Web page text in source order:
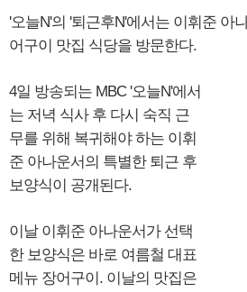
'오늘N'의 '퇴근후N'에서는 이휘준 아
어구이 맛집 식당을 방문한다.
4일 방송되는 MBC '오늘N'에서
는 저녁 식사 후 다시 숙직 근
무를 위해 복귀해야 하는 이휘
준 아나운서의 특별한 퇴근 후
보양식이 공개된다.
이날 이휘준 아나운서가 선택
한 보양식은 바로 여름철 대표
메뉴 장어구이. 이날의 맛집은